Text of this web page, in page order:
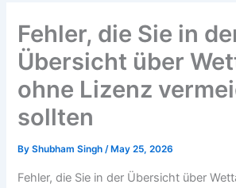
Fehler, die Sie in
Übersicht über
ohne Lizenz
sollten
ByShubham Singh/ May 25, 2026
Fehler, die Sie in der Übersicht über